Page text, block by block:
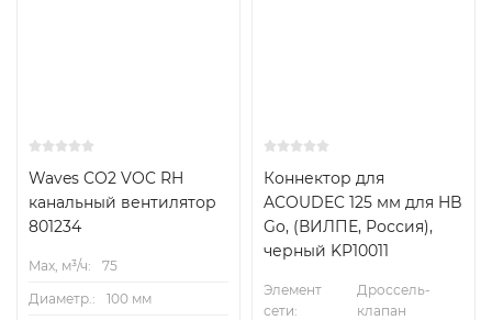
Waves CO2 VOC RH
канальный вентилятор
801234
Max, м³/ч:
75
Диаметр.:
100 мм
Коннектор для
ACOUDEC 125 мм для HB
Go, (ВИЛПЕ, Россия),
черный KP10011
Элемент
сети:
Дроссель-
клапан